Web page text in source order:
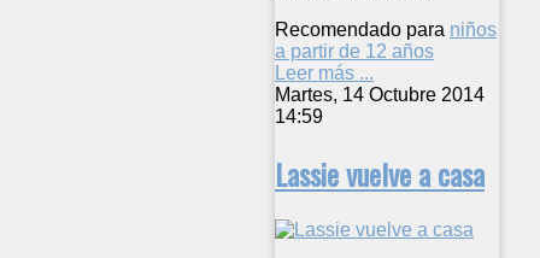
Recomendado para niños
a partir de 12 años
Leer más ...
Martes, 14 Octubre 2014
14:59
Lassie vuelve a casa